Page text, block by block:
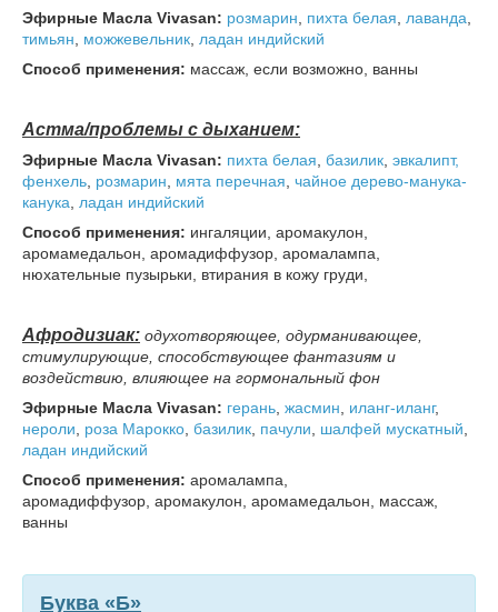
Эфирные Масла Vivasan: розмарин, пихта белая, лаванда,
тимьян, можжевельник, ладан индийский
Способ применения: массаж, если возможно, ванны
Астма/проблемы с дыханием:
Эфирные Масла Vivasan: пихта белая, базилик, эвкалипт,
фенхель, розмарин, мята перечная, чайное дерево-манука-
канука, ладан индийский
Способ применения: ингаляции, аромакулон,
аромамедальон, аромадиффузор, аромалампа,
нюхательные пузырьки, втирания в кожу груди,
Афродизиак: одухотворяющее, одурманивающее,
стимулирующие, способствующее фантазиям и
воздействию, влияющее на гормональный фон
Эфирные Масла Vivasan: герань, жасмин, иланг-иланг,
нероли, роза Марокко, базилик, пачули, шалфей мускатный,
ладан индийский
Способ применения: аромалампа,
аромадиффузор, аромакулон, аромамедальон, массаж,
ванны
Буква «Б»